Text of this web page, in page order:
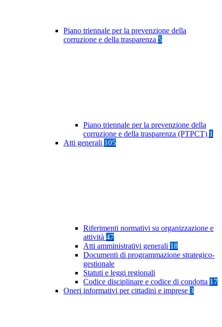
Piano triennale per la prevenzione della
corruzione e della trasparenza 5
Piano triennale per la prevenzione della
corruzione e della trasparenza (PTPCT) 1
Atti generali 105
Riferimenti normativi su organizzazione e
attività 47
Atti amministrativi generali 18
Documenti di programmazione strategico-
gestionale
Statuti e leggi regionali
Codice disciplinare e codice di condotta 17
Oneri informativi per cittadini e imprese 3